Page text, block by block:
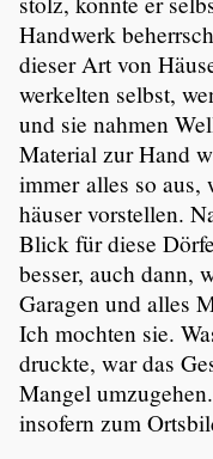
Handwerk
dieser Art von
werkelten selbst,
und sie nahmen
Material zur Hand
immer alles so
häuser vorstellen.
Blick für diese
besser, auch dann,
Garagen und alles
Ich mochten sie.
druckte, war das
Mangel
insofern zum